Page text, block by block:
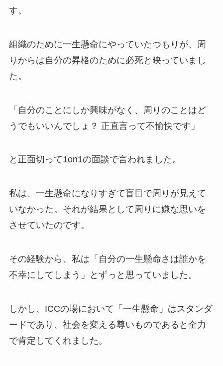
す。
組織のために一生懸命にやっていたつもりが、周
りからは自分の昇格のために必死と映っていまし
た。
「自分のことにしか興味がなく、周りのことはど
うでもいいんでしょ？ 正直言って不愉快です」
と正面切って1on1の面談で言われました。
私は、一生懸命になりすぎて盲目で周りが見えて
いなかった。それが結果として周りに嫌な思いを
させていたのです。
その経験から、私は「自分の一生懸命さは誰かを
不幸にしてしまう」とずっと思っていました。
しかし、ICCの場において「一生懸命」はスタンダ
ードであり、社会を変える尊いものであると全力
で肯定してくれました。